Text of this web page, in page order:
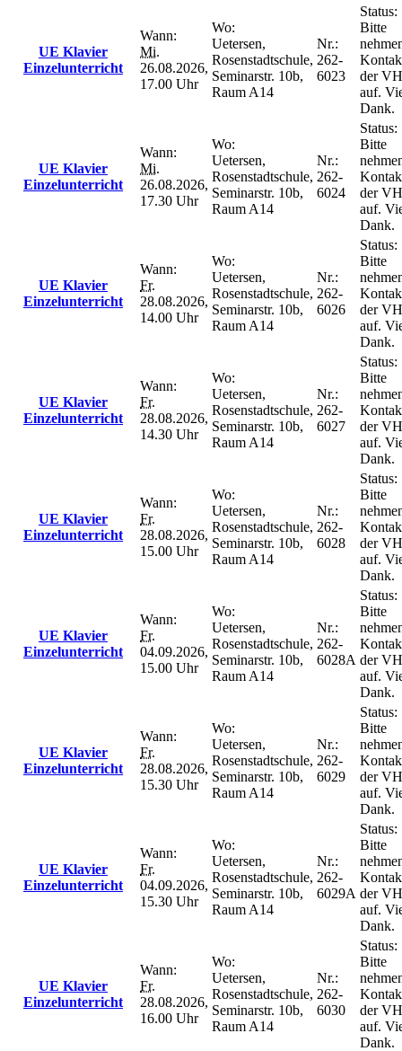
UE Klavier
Einzelunterricht
Wann:
Mi.
26.08.2026,
17.00 Uhr
Wo:
Uetersen,
Rosenstadtschule,
Seminarstr. 10b,
Raum A14
Nr.:
262-
6023
Status:
Bitte
der
auf.
Dank.
UE Klavier
Einzelunterricht
Wann:
Mi.
26.08.2026,
17.30 Uhr
Wo:
Uetersen,
Rosenstadtschule,
Seminarstr. 10b,
Raum A14
Nr.:
262-
6024
Status:
Bitte
der
auf.
Dank.
UE Klavier
Einzelunterricht
Wann:
Fr.
28.08.2026,
14.00 Uhr
Wo:
Uetersen,
Rosenstadtschule,
Seminarstr. 10b,
Raum A14
Nr.:
262-
6026
Status:
Bitte
der
auf.
Dank.
UE Klavier
Einzelunterricht
Wann:
Fr.
28.08.2026,
14.30 Uhr
Wo:
Uetersen,
Rosenstadtschule,
Seminarstr. 10b,
Raum A14
Nr.:
262-
6027
Status:
Bitte
der
auf.
Dank.
UE Klavier
Einzelunterricht
Wann:
Fr.
28.08.2026,
15.00 Uhr
Wo:
Uetersen,
Rosenstadtschule,
Seminarstr. 10b,
Raum A14
Nr.:
262-
6028
Status:
Bitte
der
auf.
Dank.
UE Klavier
Einzelunterricht
Wann:
Fr.
04.09.2026,
15.00 Uhr
Wo:
Uetersen,
Rosenstadtschule,
Seminarstr. 10b,
Raum A14
Nr.:
262-
6028A
Status:
Bitte
der
auf.
Dank.
UE Klavier
Einzelunterricht
Wann:
Fr.
28.08.2026,
15.30 Uhr
Wo:
Uetersen,
Rosenstadtschule,
Seminarstr. 10b,
Raum A14
Nr.:
262-
6029
Status:
Bitte
der
auf.
Dank.
UE Klavier
Einzelunterricht
Wann:
Fr.
04.09.2026,
15.30 Uhr
Wo:
Uetersen,
Rosenstadtschule,
Seminarstr. 10b,
Raum A14
Nr.:
262-
6029A
Status:
Bitte
der
auf.
Dank.
UE Klavier
Einzelunterricht
Wann:
Fr.
28.08.2026,
16.00 Uhr
Wo:
Uetersen,
Rosenstadtschule,
Seminarstr. 10b,
Raum A14
Nr.:
262-
6030
Status:
Bitte
der
auf.
Dank.